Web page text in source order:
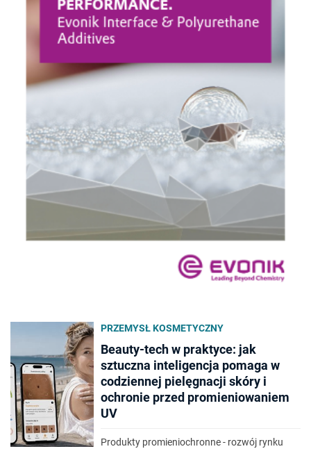
PRZEMYSŁ KOSMETYCZNY
Beauty-tech w praktyce: jak
sztuczna inteligencja pomaga w
codziennej pielęgnacji skóry i
ochronie przed promieniowaniem
UV
Produkty promieniochronne - rozwój rynku